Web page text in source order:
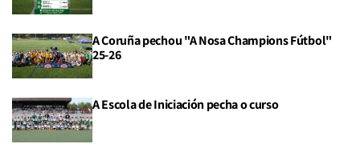
A Coruña pechou "A Nosa Champions Fútbol"
25-26
A Escola de Iniciación pecha o curso